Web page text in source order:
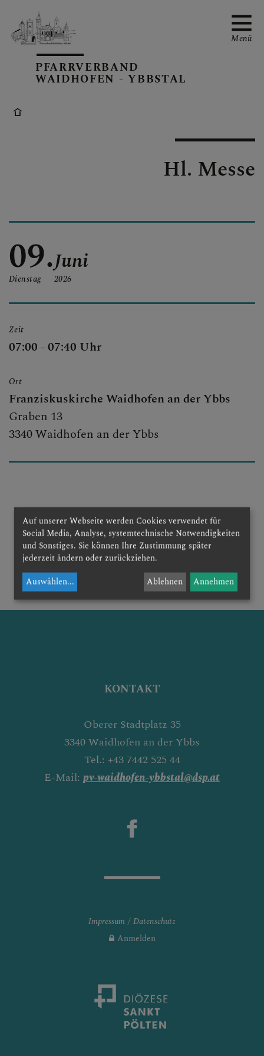
BERICHTE AUS DEM PV
PFARRBLÄTTER
SEELSORGETEAM
PFARRVERBAND
WAIDHOFEN - YBBSTAL
Menü
Hl. Messe
09.
Dienstag
Juni
2026
Zeit
07:00 - 07:40 Uhr
Ort
Franziskuskirche Waidhofen an der Ybbs
Graben 13
3340 Waidhofen an der Ybbs
zurück
KONTAKT
Oberer Stadtplatz 35
3340 Waidhofen an der Ybbs
Tel.: +43 7442 525 44
E-Mail: pv-waidhofen-ybbstal@dsp.at
Impressum
Datenschutz
Anmelden
Auf unserer Webseite werden Cookies verwendet für
Social Media, Analyse, systemtechnische Notwendigkeiten
und Sonstiges. Sie können Ihre Zustimmung später
jederzeit ändern oder zurückziehen.
Auswählen... Ablehnen Annehmen